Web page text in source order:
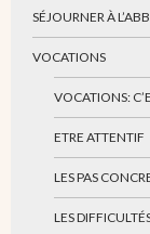
SÉJOURNER À
VOCATIONS
VOCATIONS:
ETRE ATTENTIF
LES PAS
LES